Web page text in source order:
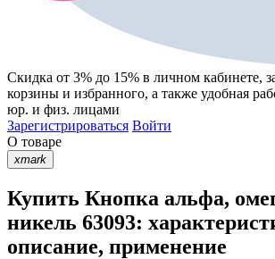
Скидка от 3% до 15% в личном кабинете,
корзины и избранного, а также удобная
юр. и физ. лицами
Зарегистрироваться Войти
О товаре
xmark
Купить Кнопка альфа,
никель 63093:
описание, применение